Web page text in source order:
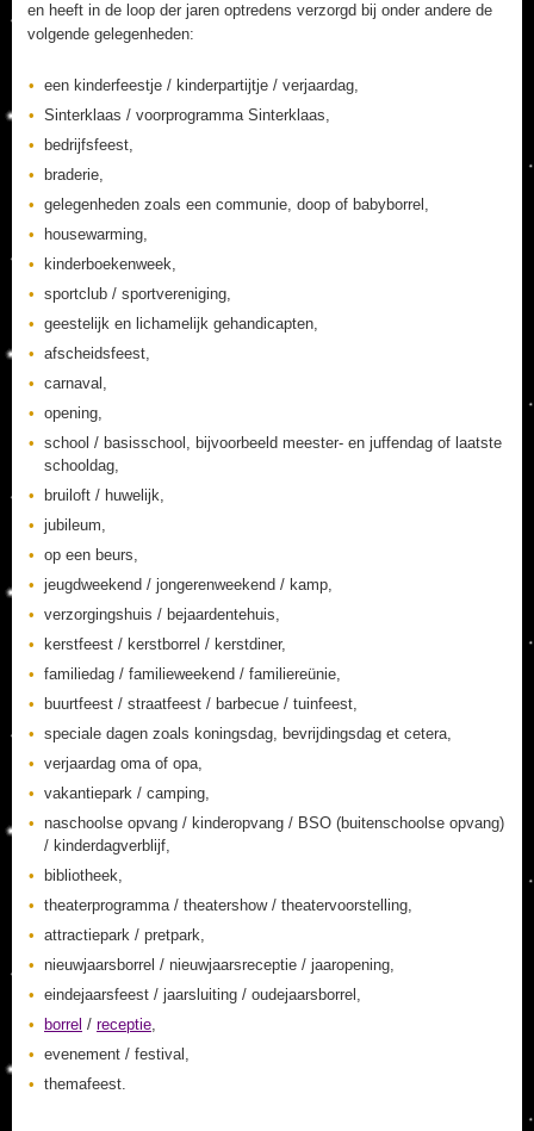
en heeft in de loop der jaren optredens verzorgd bij onder andere de
volgende gelegenheden:
een kinderfeestje / kinderpartijtje / verjaardag,
Sinterklaas / voorprogramma Sinterklaas,
bedrijfsfeest,
braderie,
gelegenheden zoals een communie, doop of babyborrel,
housewarming,
kinderboekenweek,
sportclub / sportvereniging,
geestelijk en lichamelijk gehandicapten,
afscheidsfeest,
carnaval,
opening,
school / basisschool, bijvoorbeeld meester- en juffendag of laatste
schooldag,
bruiloft / huwelijk,
jubileum,
op een beurs,
jeugdweekend / jongerenweekend / kamp,
verzorgingshuis / bejaardentehuis,
kerstfeest / kerstborrel / kerstdiner,
familiedag / familieweekend / familiereünie,
buurtfeest / straatfeest / barbecue / tuinfeest,
speciale dagen zoals koningsdag, bevrijdingsdag et cetera,
verjaardag oma of opa,
vakantiepark / camping,
naschoolse opvang / kinderopvang / BSO (buitenschoolse opvang)
/ kinderdagverblijf,
bibliotheek,
theaterprogramma / theatershow / theatervoorstelling,
attractiepark / pretpark,
nieuwjaarsborrel / nieuwjaarsreceptie / jaaropening,
eindejaarsfeest / jaarsluiting / oudejaarsborrel,
borrel / receptie,
evenement / festival,
themafeest.